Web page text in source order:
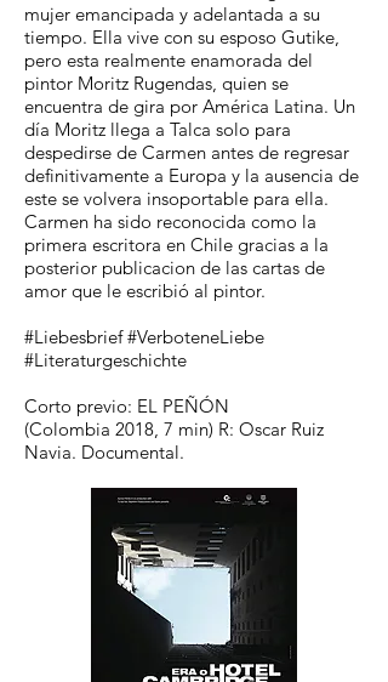
mujer emancipada y adelantada a su
tiempo. Ella vive con su esposo Gutike,
pero esta realmente enamorada del
pintor Moritz Rugendas, quien se
encuentra de gira por América Latina. Un
día Moritz llega a Talca solo para
despedirse de Carmen antes de regresar
definitivamente a Europa y la ausencia de
este se volvera insoportable para ella.
Carmen ha sido reconocida como la
primera escritora en Chile gracias a la
posterior publicacion de las cartas de
amor que le escribió al pintor.
#Liebesbrief #VerboteneLiebe
#Literaturgeschichte
Corto previo: EL PEÑÓN
(Colombia 2018, 7 min) R: Oscar Ruiz
Navia. Documental.